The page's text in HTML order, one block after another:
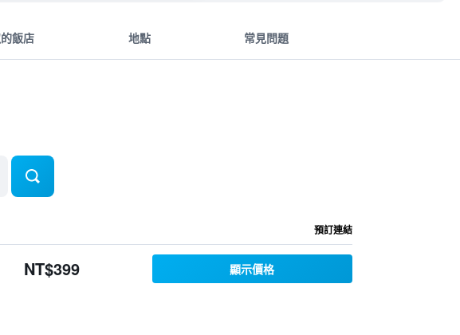
飯店 地點 常見問題
預訂連結
NT$399 顯示價格